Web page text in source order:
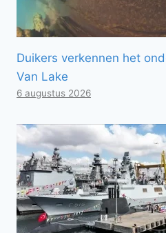
Duikers verkennen het
Van Lake
6 augustus 2026